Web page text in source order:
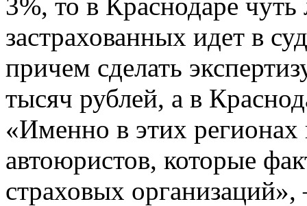
застрахованных идет в
причем сделать
тысяч рублей, а в
«Именно в этих регионах
автоюристов, которые
страховых